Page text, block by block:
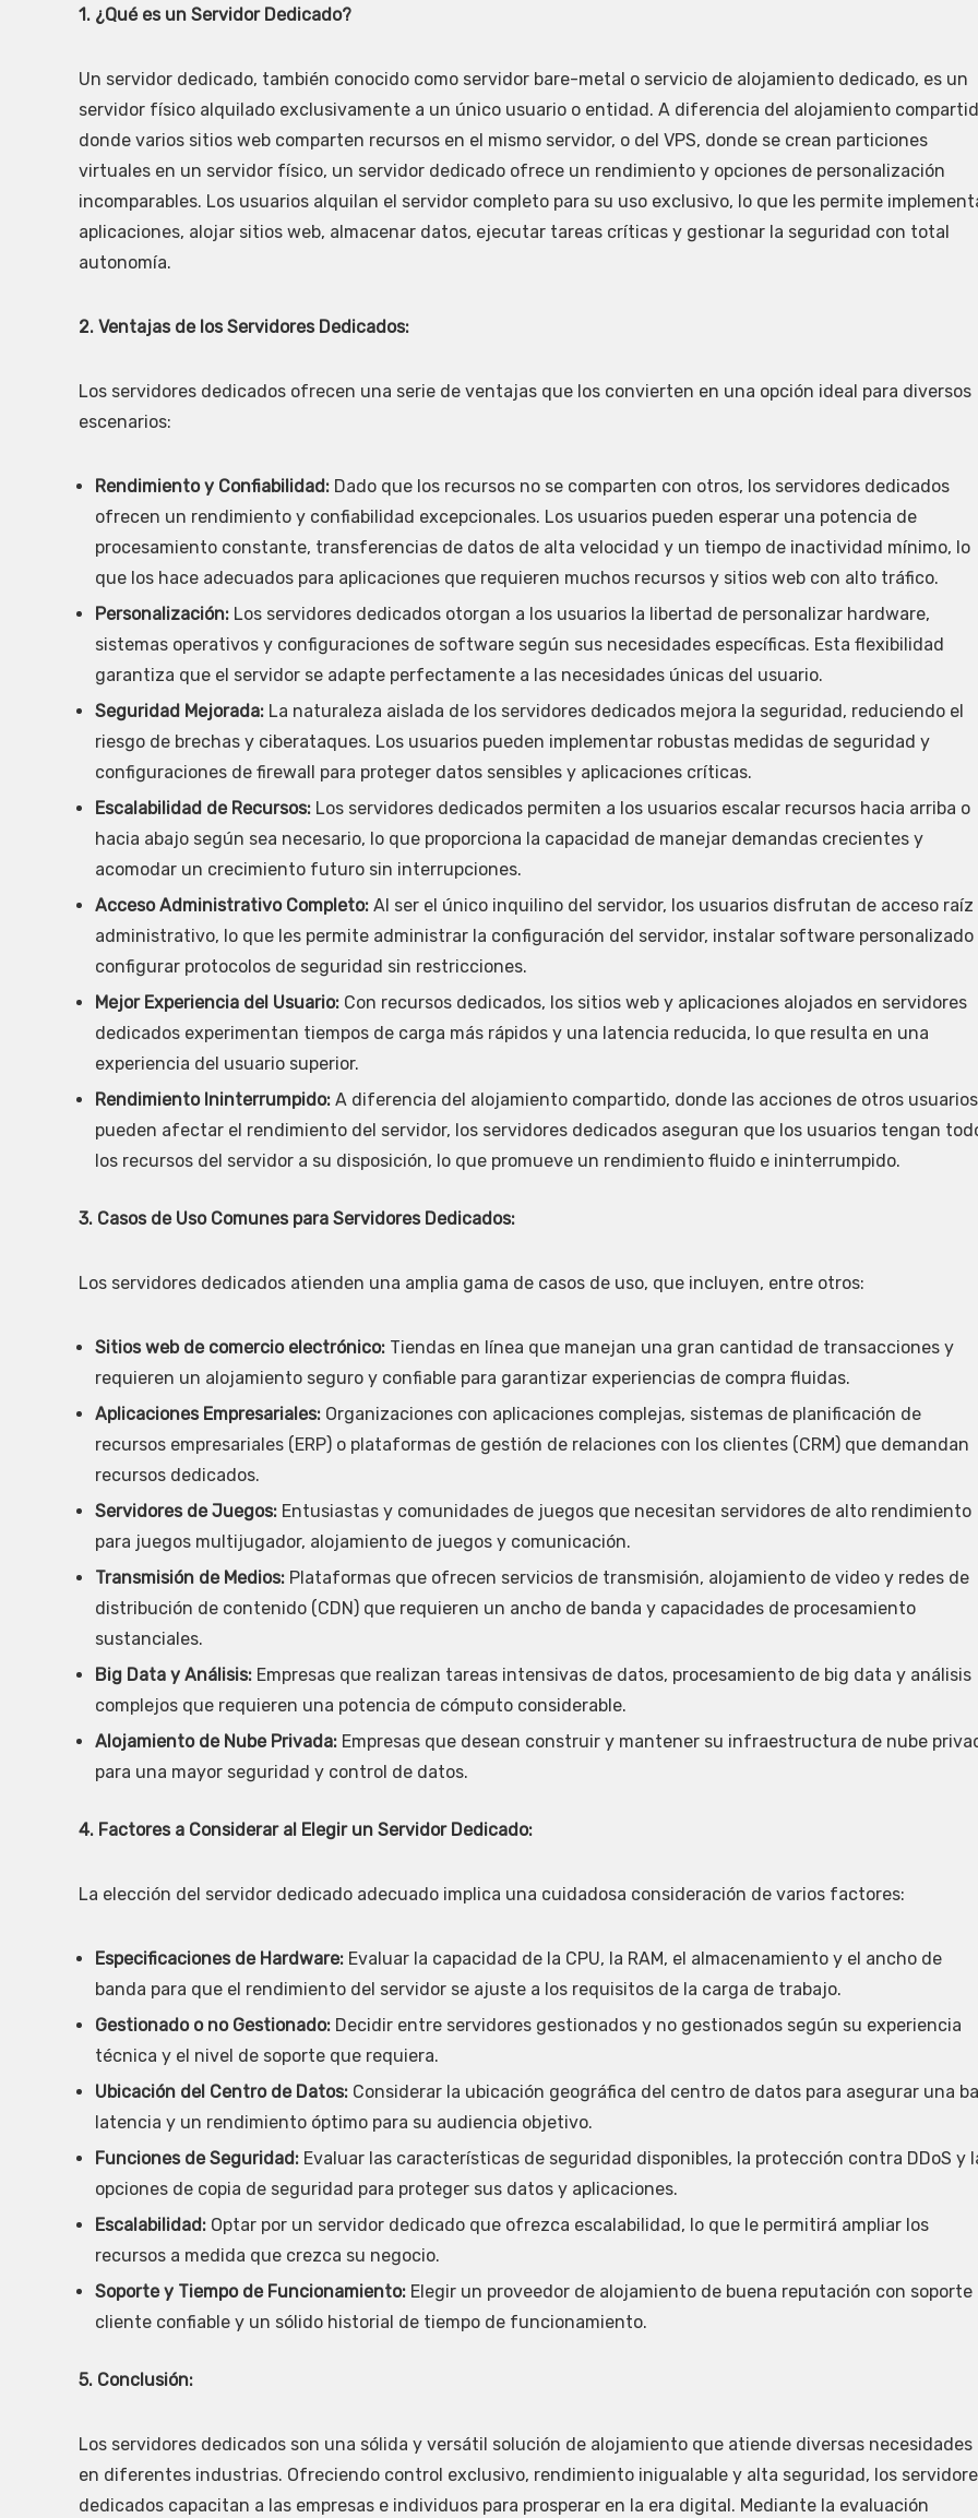
1. ¿Qué es un Servidor Dedicado?
Un servidor dedicado, también conocido como servidor bare-metal o servicio de alojamiento dedicado, es un
servidor físico alquilado exclusivamente a un único usuario o entidad. A diferencia del alojamiento
donde varios sitios web comparten recursos en el mismo servidor, o del VPS, donde se crean particiones
virtuales en un servidor físico, un servidor dedicado ofrece un rendimiento y opciones de personalización
incomparables. Los usuarios alquilan el servidor completo para su uso exclusivo, lo que les permite
aplicaciones, alojar sitios web, almacenar datos, ejecutar tareas críticas y gestionar la seguridad con total
autonomía.
2. Ventajas de los Servidores Dedicados:
Los servidores dedicados ofrecen una serie de ventajas que los convierten en una opción ideal para diversos
escenarios:
Rendimiento y Confiabilidad: Dado que los recursos no se comparten con otros, los servidores dedicados
ofrecen un rendimiento y confiabilidad excepcionales. Los usuarios pueden esperar una potencia de
procesamiento constante, transferencias de datos de alta velocidad y un tiempo de inactividad mínimo, lo
que los hace adecuados para aplicaciones que requieren muchos recursos y sitios web con alto tráfico.
Personalización: Los servidores dedicados otorgan a los usuarios la libertad de personalizar hardware,
sistemas operativos y configuraciones de software según sus necesidades específicas. Esta flexibilidad
garantiza que el servidor se adapte perfectamente a las necesidades únicas del usuario.
Seguridad Mejorada: La naturaleza aislada de los servidores dedicados mejora la seguridad, reduciendo el
riesgo de brechas y ciberataques. Los usuarios pueden implementar robustas medidas de seguridad y
configuraciones de firewall para proteger datos sensibles y aplicaciones críticas.
Escalabilidad de Recursos: Los servidores dedicados permiten a los usuarios escalar recursos hacia arriba o
hacia abajo según sea necesario, lo que proporciona la capacidad de manejar demandas crecientes y
acomodar un crecimiento futuro sin interrupciones.
Acceso Administrativo Completo: Al ser el único inquilino del servidor, los usuarios disfrutan de acceso raíz
administrativo, lo que les permite administrar la configuración del servidor, instalar software personalizado
configurar protocolos de seguridad sin restricciones.
Mejor Experiencia del Usuario: Con recursos dedicados, los sitios web y aplicaciones alojados en servidores
dedicados experimentan tiempos de carga más rápidos y una latencia reducida, lo que resulta en una
experiencia del usuario superior.
Rendimiento Ininterrumpido: A diferencia del alojamiento compartido, donde las acciones de otros usuarios
pueden afectar el rendimiento del servidor, los servidores dedicados aseguran que los usuarios tengan
los recursos del servidor a su disposición, lo que promueve un rendimiento fluido e ininterrumpido.
3. Casos de Uso Comunes para Servidores Dedicados:
Los servidores dedicados atienden una amplia gama de casos de uso, que incluyen, entre otros:
Sitios web de comercio electrónico: Tiendas en línea que manejan una gran cantidad de transacciones y
requieren un alojamiento seguro y confiable para garantizar experiencias de compra fluidas.
Aplicaciones Empresariales: Organizaciones con aplicaciones complejas, sistemas de planificación de
recursos empresariales (ERP) o plataformas de gestión de relaciones con los clientes (CRM) que demandan
recursos dedicados.
Servidores de Juegos: Entusiastas y comunidades de juegos que necesitan servidores de alto rendimiento
para juegos multijugador, alojamiento de juegos y comunicación.
Transmisión de Medios: Plataformas que ofrecen servicios de transmisión, alojamiento de video y redes de
distribución de contenido (CDN) que requieren un ancho de banda y capacidades de procesamiento
sustanciales.
Big Data y Análisis: Empresas que realizan tareas intensivas de datos, procesamiento de big data y análisis
complejos que requieren una potencia de cómputo considerable.
Alojamiento de Nube Privada: Empresas que desean construir y mantener su infraestructura de nube
para una mayor seguridad y control de datos.
4. Factores a Considerar al Elegir un Servidor Dedicado:
La elección del servidor dedicado adecuado implica una cuidadosa consideración de varios factores:
Especificaciones de Hardware: Evaluar la capacidad de la CPU, la RAM, el almacenamiento y el ancho de
banda para que el rendimiento del servidor se ajuste a los requisitos de la carga de trabajo.
Gestionado o no Gestionado: Decidir entre servidores gestionados y no gestionados según su experiencia
técnica y el nivel de soporte que requiera.
Ubicación del Centro de Datos: Considerar la ubicación geográfica del centro de datos para asegurar una
latencia y un rendimiento óptimo para su audiencia objetivo.
Funciones de Seguridad: Evaluar las características de seguridad disponibles, la protección contra DDoS y
opciones de copia de seguridad para proteger sus datos y aplicaciones.
Escalabilidad: Optar por un servidor dedicado que ofrezca escalabilidad, lo que le permitirá ampliar los
recursos a medida que crezca su negocio.
Soporte y Tiempo de Funcionamiento: Elegir un proveedor de alojamiento de buena reputación con soporte
cliente confiable y un sólido historial de tiempo de funcionamiento.
5. Conclusión:
Los servidores dedicados son una sólida y versátil solución de alojamiento que atiende diversas necesidades
en diferentes industrias. Ofreciendo control exclusivo, rendimiento inigualable y alta seguridad, los
dedicados capacitan a las empresas e individuos para prosperar en la era digital. Mediante la evaluación